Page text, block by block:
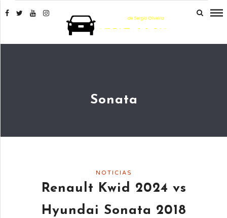
Sonata
NOTICIAS
Renault Kwid 2024 vs
Hyundai Sonata 2018